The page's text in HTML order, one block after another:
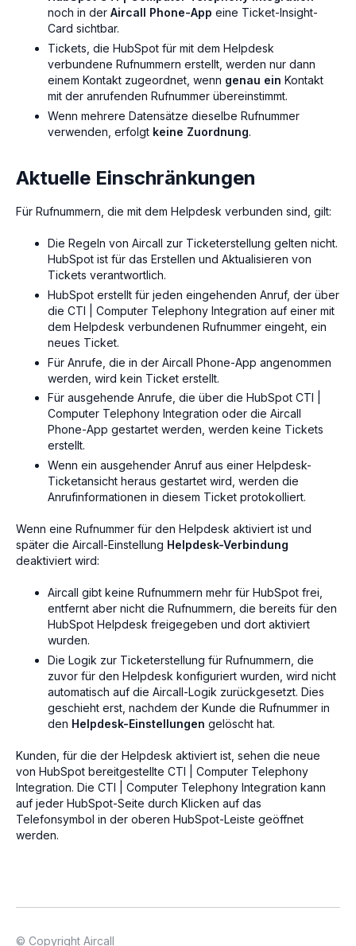
noch in der Aircall Phone-App eine Ticket-Insight-
Card sichtbar.
Tickets, die HubSpot für mit dem Helpdesk
verbundene Rufnummern erstellt, werden nur dann
einem Kontakt zugeordnet, wenn genau ein Kontakt
mit der anrufenden Rufnummer übereinstimmt.
Wenn mehrere Datensätze dieselbe Rufnummer
verwenden, erfolgt keine Zuordnung.
Aktuelle Einschränkungen
Für Rufnummern, die mit dem Helpdesk verbunden sind, gilt:
Die Regeln von Aircall zur Ticketerstellung gelten nicht.
HubSpot ist für das Erstellen und Aktualisieren von
Tickets verantwortlich.
HubSpot erstellt für jeden eingehenden Anruf, der über
die CTI | Computer Telephony Integration auf einer mit
dem Helpdesk verbundenen Rufnummer eingeht, ein
neues Ticket.
Für Anrufe, die in der Aircall Phone-App angenommen
werden, wird kein Ticket erstellt.
Für ausgehende Anrufe, die über die HubSpot CTI |
Computer Telephony Integration oder die Aircall
Phone-App gestartet werden, werden keine Tickets
erstellt.
Wenn ein ausgehender Anruf aus einer Helpdesk-
Ticketansicht heraus gestartet wird, werden die
Anrufinformationen in diesem Ticket protokolliert.
Wenn eine Rufnummer für den Helpdesk aktiviert ist und
später die Aircall-Einstellung Helpdesk-Verbindung
deaktiviert wird:
Aircall gibt keine Rufnummern mehr für HubSpot frei,
entfernt aber nicht die Rufnummern, die bereits für den
HubSpot Helpdesk freigegeben und dort aktiviert
wurden.
Die Logik zur Ticketerstellung für Rufnummern, die
zuvor für den Helpdesk konfiguriert wurden, wird nicht
automatisch auf die Aircall-Logik zurückgesetzt. Dies
geschieht erst, nachdem der Kunde die Rufnummer in
den Helpdesk-Einstellungen gelöscht hat.
Kunden, für die der Helpdesk aktiviert ist, sehen die neue
von HubSpot bereitgestellte CTI | Computer Telephony
Integration. Die CTI | Computer Telephony Integration kann
auf jeder HubSpot-Seite durch Klicken auf das
Telefonsymbol in der oberen HubSpot-Leiste geöffnet
werden.
© Copyright Aircall